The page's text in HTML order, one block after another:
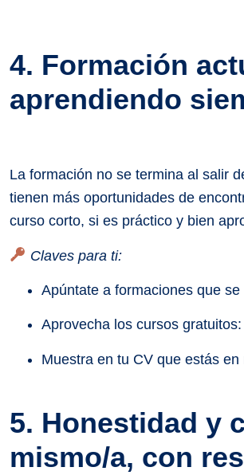
4. Formación
aprendiendo
La formación no se termina al salir
tienen más oportunidades de
curso corto, si es práctico y bien
Claves para ti:
Apúntate a formaciones que
Aprovecha los cursos
Muestra en tu CV que estás
5. Honestidad y
mismo/a, con